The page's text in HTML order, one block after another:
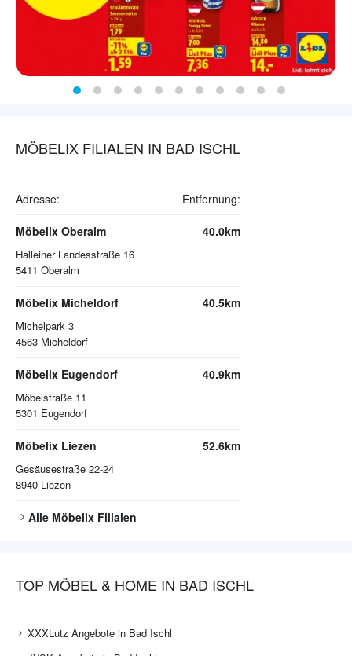
MÖBELIX FILIALEN IN BAD ISCHL
Adresse: Entfernung:
Möbelix Oberalm
Halleiner Landesstraße 16
5411 Oberalm
40.0km
Möbelix Micheldorf
Michelpark 3
4563 Micheldorf
40.5km
Möbelix Eugendorf
Möbelstraße 11
5301 Eugendorf
40.9km
Möbelix Liezen
Gesäusestraße 22-24
8940 Liezen
52.6km
Alle Möbelix Filialen
TOP MÖBEL & HOME IN BAD ISCHL
XXXLutz Angebote in Bad Ischl